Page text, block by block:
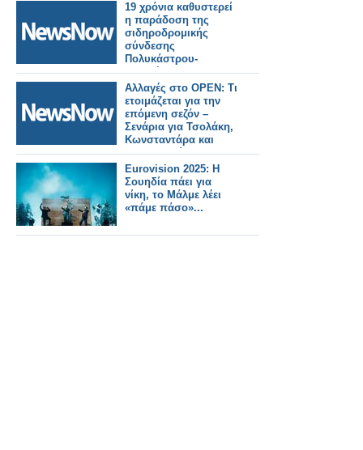
19 χρόνια καθυστερεί
η παράδοση της
σιδηροδρομικής
σύνδεσης
Πολυκάστρου-
Ειδομένης
Αλλαγές στο OPEN: Τι
ετοιμάζεται για την
επόμενη σεζόν –
Σενάρια για Τσολάκη,
Κωνσταντάρα και
Κουσουλού
Eurovision 2025: Η
Σουηδία πάει για
νίκη, το Μάλμε λέει
«πάμε πάσο»...